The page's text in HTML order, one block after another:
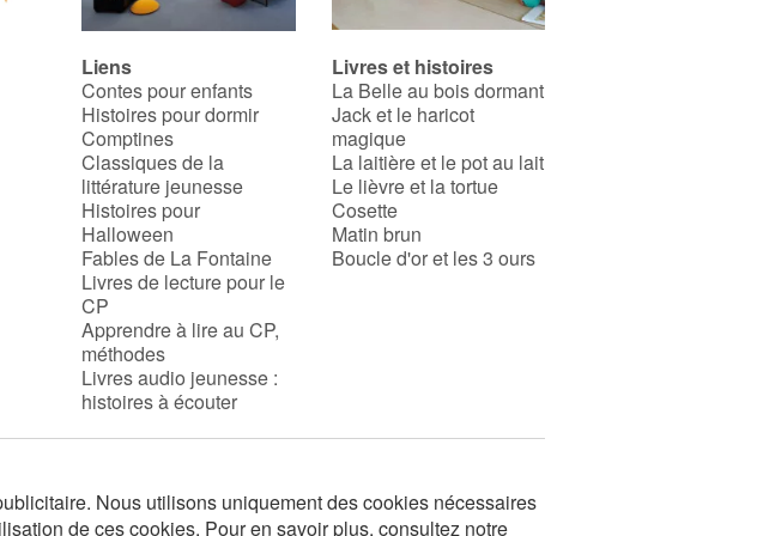
Liens
Contes pour enfants
Histoires pour dormir
Comptines
Classiques de la
littérature jeunesse
Histoires pour
Halloween
Fables de La Fontaine
Livres de lecture pour le
CP
Apprendre à lire au CP,
méthodes
Livres audio jeunesse :
histoires à écouter
Livres et histoires
La Belle au bois dormant
Jack et le haricot
magique
La laitière et le pot au lait
Le lièvre et la tortue
Cosette
Matin brun
Boucle d'or et les 3 ours
Nous utilisons uniquement des cookies nécessaires
de ces cookies. Pour en savoir plus, consultez notre